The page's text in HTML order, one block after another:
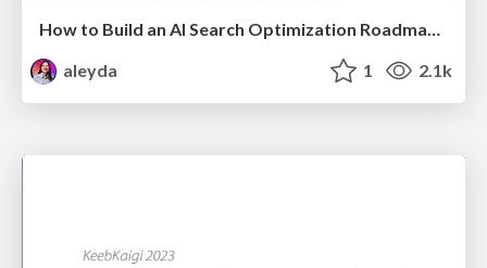
aleyda
1 2.1k